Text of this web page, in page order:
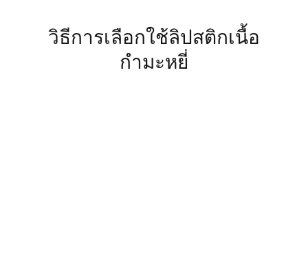
วิธีการเลือกใช้ลิปสติกเนื้อ
กำมะหยี่